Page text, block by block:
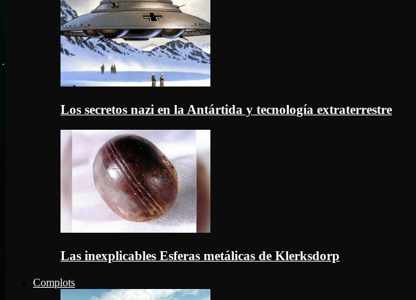
Los secretos nazi en la Antártida y tecnología extraterrestre
Las inexplicables Esferas metálicas de Klerksdorp
Complots